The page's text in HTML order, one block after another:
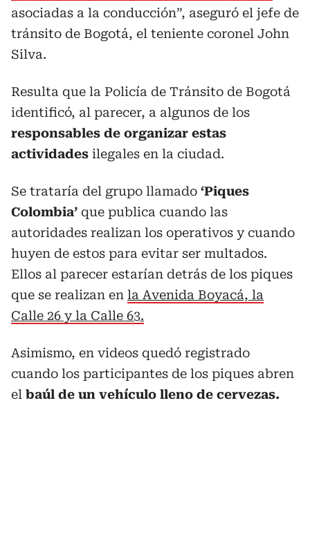
asociadas a la conducción”, aseguró el jefe de
tránsito de Bogotá, el teniente coronel John
Silva.
Resulta que la Policía de Tránsito de Bogotá
identificó, al parecer, a algunos de los
responsables de organizar estas
actividades ilegales en la ciudad.
Se trataría del grupo llamado ‘Piques
Colombia’ que publica cuando las
autoridades realizan los operativos y cuando
huyen de estos para evitar ser multados.
Ellos al parecer estarían detrás de los piques
que se realizan en la Avenida Boyacá, la
Calle 26 y la Calle 63.
Asimismo, en videos quedó registrado
cuando los participantes de los piques abren
el baúl de un vehículo lleno de cervezas.